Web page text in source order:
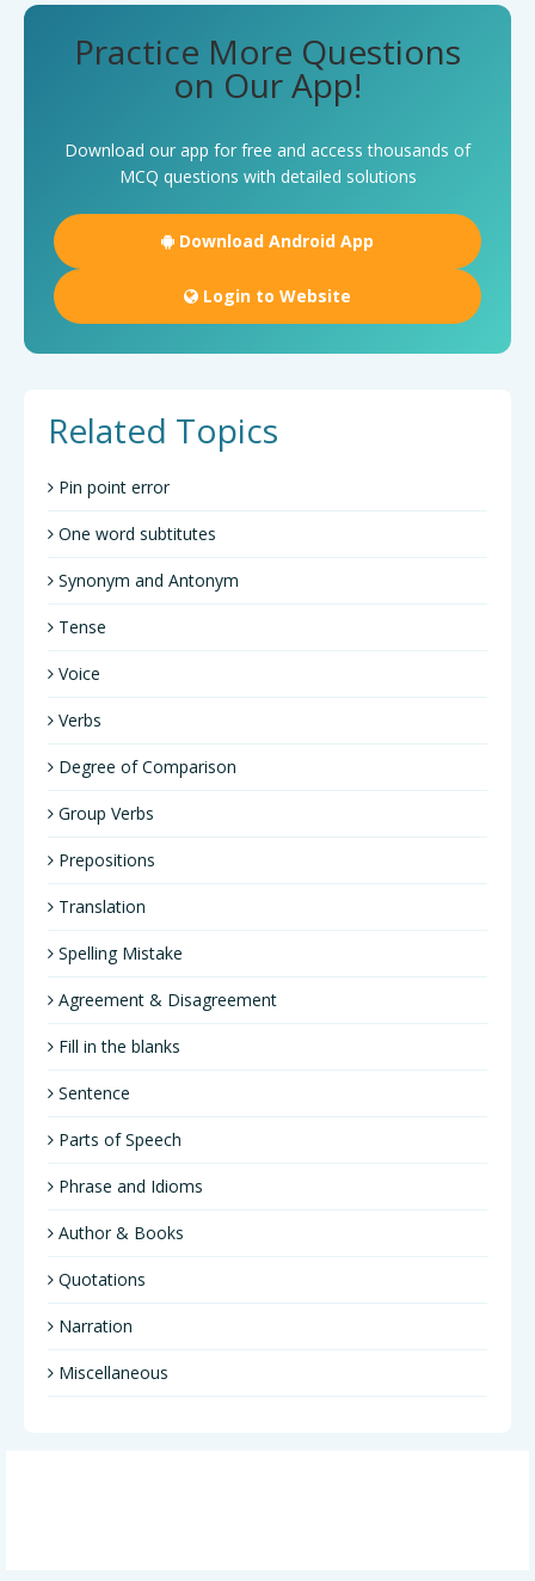
Practice More Questions
on Our App!
Download our app for free and access thousands of
MCQ questions with detailed solutions
Download Android App
Login to Website
Related Topics
Pin point error
One word subtitutes
Synonym and Antonym
Tense
Voice
Verbs
Degree of Comparison
Group Verbs
Prepositions
Translation
Spelling Mistake
Agreement & Disagreement
Fill in the blanks
Sentence
Parts of Speech
Phrase and Idioms
Author & Books
Quotations
Narration
Miscellaneous